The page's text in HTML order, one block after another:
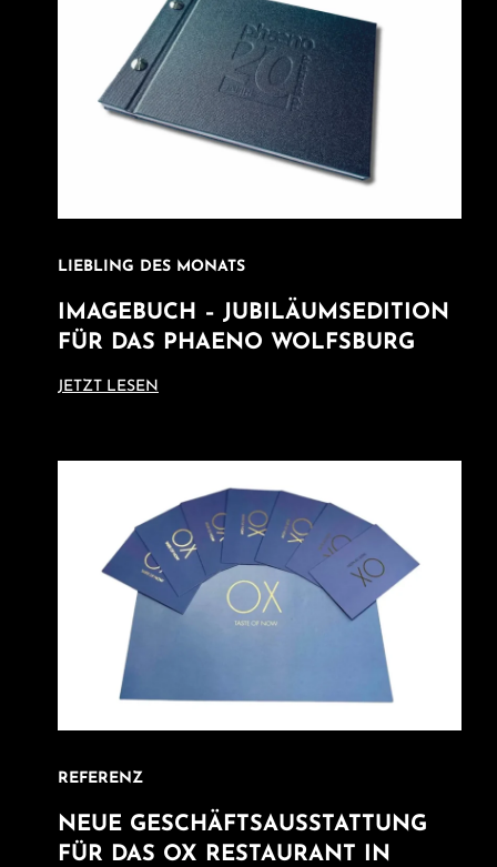
LIEBLING DES MONATS
IMAGEBUCH – JUBILÄUMSEDITION
FÜR DAS PHAENO WOLFSBURG
JETZT LESEN
REFERENZ
NEUE GESCHÄFTSAUSSTATTUNG
FÜR DAS OX RESTAURANT IN